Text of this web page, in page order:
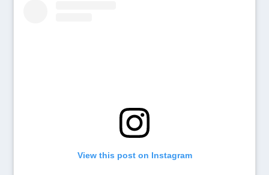
View this post on Instagram